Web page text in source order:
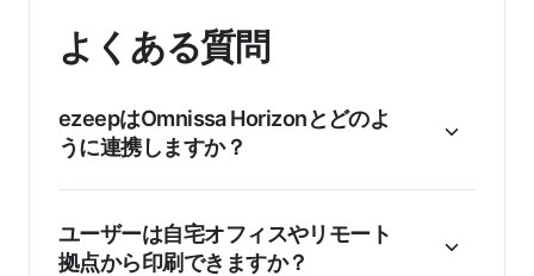
よくある質問
ezeepはOmnissa Horizonとどのよ
うに連携しますか？
ユーザーは自宅オフィスやリモート
拠点から印刷できますか？